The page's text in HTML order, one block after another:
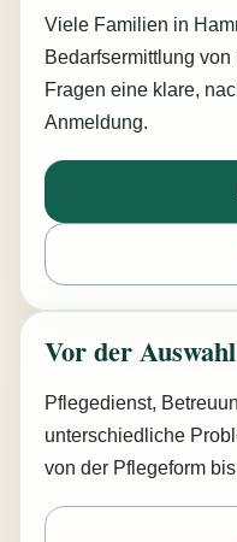
Viele Familien in
Bedarfsermittlung
Fragen eine klare,
Anmeldung.
Vor der
Pflegedienst,
unterschiedliche
von der Pflegeform